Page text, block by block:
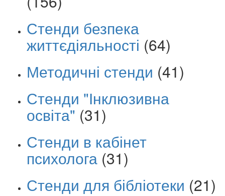
Стенди безпека
життєдіяльності (64)
Методичні стенди (41)
Стенди "Інклюзивна
освіта" (31)
Стенди в кабінет
психолога (31)
Стенди для бібліотеки (21)